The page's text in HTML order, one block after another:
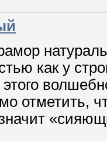
как у
отметить,